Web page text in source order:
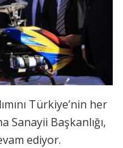
Türkiye’nin her
Sanayii Başkanlığı,
ediyor.